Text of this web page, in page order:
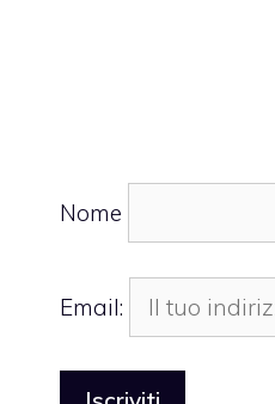
Nome
Email: